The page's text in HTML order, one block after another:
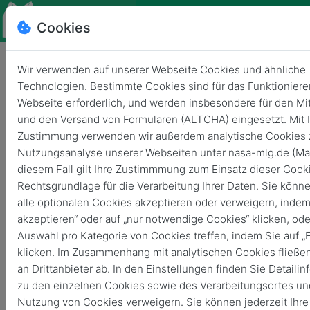
Gerstungen
Frühlingsball am MLG
5. Juni 2026 von 18:00 23:55
Cookies
Wir verwenden auf unserer Webseite Cookies und ähnliche
Technologien. Bestimmte Cookies sind für das
Webseite erforderlich, und werden insbesondere für den
und den Versand von Formularen (ALTCHA) eingesetzt. Mit
Zustimmung verwenden wir außerdem analytische Cookies
Nutzungsanalyse unserer Webseiten unter nasa-mlg.de
diesem Fall gilt Ihre Zustimmmung zum Einsatz dieser
Rechtsgrundlage für die Verarbeitung Ihrer Daten. Sie
alle optionalen Cookies akzeptieren oder verweigern,
akzeptieren“ oder auf „nur notwendige Cookies“ klicken,
Auswahl pro Kategorie von Cookies treffen, indem Sie auf
klicken. Im Zusammenhang mit analytischen Cookies
an Drittanbieter ab. In den Einstellungen finden Sie
zu den einzelnen Cookies sowie des Verarbeitungsortes
Nutzung von Cookies verweigern. Sie können jederzeit